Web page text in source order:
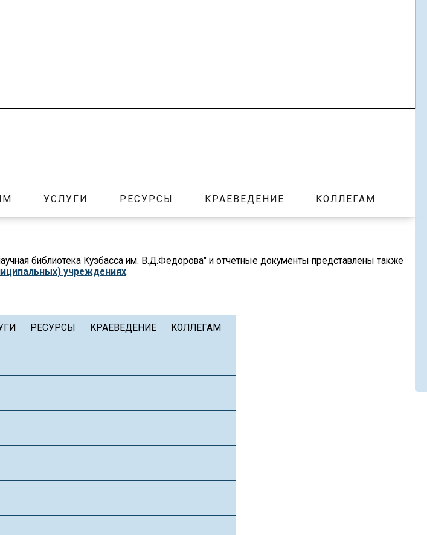
УСЛУГИ РЕСУРСЫ КРАЕВЕДЕНИЕ КОЛЛЕГАМ
библиотека Кузбасса им. В.Д.Федорова" и отчетные документы представлены также
учреждениях.
РЕСУРСЫ КРАЕВЕДЕНИЕ КОЛЛЕГАМ